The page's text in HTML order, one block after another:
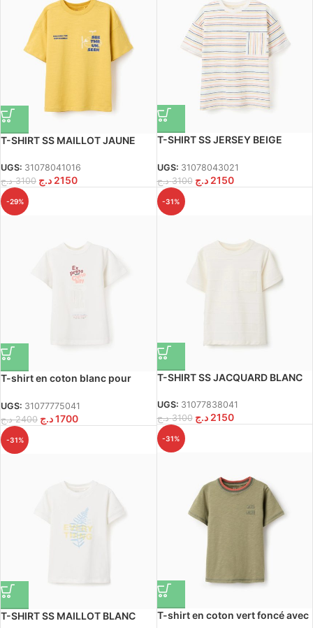
T-SHIRT SS JERSEY BEIGE
UGS: 31078043021
3100 د.ج 2150 د.ج
T-SHIRT SS MAILLOT JAUNE
UGS: 31078041016
3100 د.ج 2150 د.ج
-31%
T-SHIRT SS JACQUARD BLANC
UGS: 31077838041
3100 د.ج 2150 د.ج
-29%
T-shirt en coton blanc pour
sur le devant.
UGS: 31077775041
2400 د.ج 1700د.ج
-31%
T-shirt en coton vert foncé avec
-31%
T-SHIRT SS MAILLOT BLANC